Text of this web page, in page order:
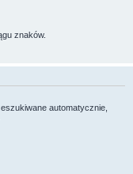
znaków.
automatycznie,